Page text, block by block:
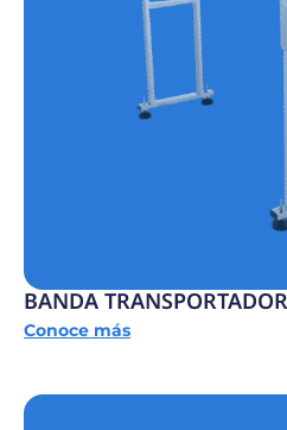
BANDA
Conoce más